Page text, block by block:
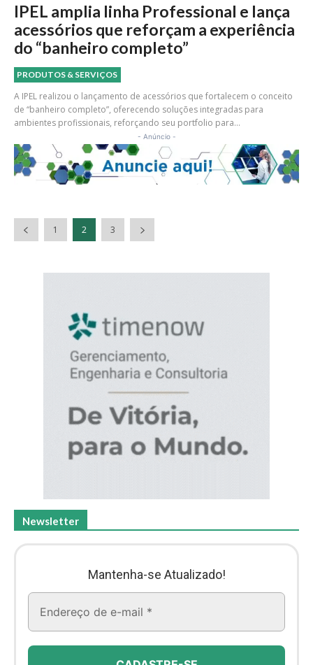
IPEL amplia linha Professional e lança
acessórios que reforçam a experiência
do “banheiro completo”
PRODUTOS & SERVIÇOS
A IPEL realizou o lançamento de acessórios que fortalecem o conceito
de “banheiro completo”, oferecendo soluções integradas para
ambientes profissionais, reforçando seu portfolio para...
- Anúncio -
1 2 3
Mantenha-se Atualizado!